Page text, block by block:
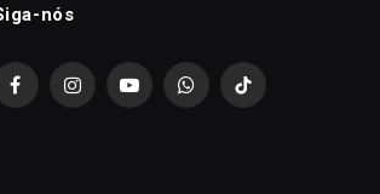
nós
FacebookInstagramYouTubeWhatsAppTikTok